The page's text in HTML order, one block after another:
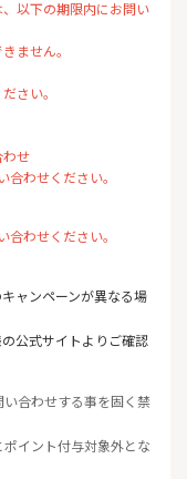
以下の期限内にお問い
ません。
さい。
せ
わせください。
わせください。
ャンペーンが異なる場
公式サイトよりご確認
合わせする事を固く禁
イント付与対象外とな